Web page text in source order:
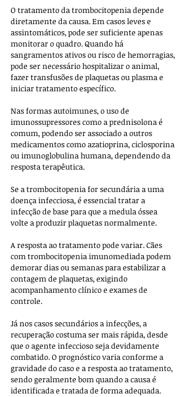
O tratamento da trombocitopenia depende
diretamente da causa. Em casos leves e
assintomáticos, pode ser suficiente apenas
monitorar o quadro. Quando há
sangramentos ativos ou risco de hemorragias,
pode ser necessário hospitalizar o animal,
fazer transfusões de plaquetas ou plasma e
iniciar tratamento específico.
Nas formas autoimunes, o uso de
imunossupressores como a prednisolona é
comum, podendo ser associado a outros
medicamentos como azatioprina, ciclosporina
ou imunoglobulina humana, dependendo da
resposta terapêutica.
Se a trombocitopenia for secundária a uma
doença infecciosa, é essencial tratar a
infecção de base para que a medula óssea
volte a produzir plaquetas normalmente.
A resposta ao tratamento pode variar. Cães
com trombocitopenia imunomediada podem
demorar dias ou semanas para estabilizar a
contagem de plaquetas, exigindo
acompanhamento clínico e exames de
controle.
Já nos casos secundários a infecções, a
recuperação costuma ser mais rápida, desde
que o agente infeccioso seja devidamente
combatido. O prognóstico varia conforme a
gravidade do caso e a resposta ao tratamento,
sendo geralmente bom quando a causa é
identificada e tratada de forma adequada.